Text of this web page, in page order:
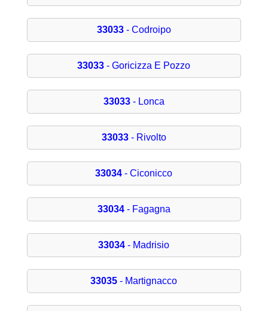
33033- Codroipo
33033 - Goricizza E Pozzo
33033- Lonca
33033- Rivolto
33034 - Ciconicco
33034- Fagagna
33034 - Madrisio
33035 - Martignacco